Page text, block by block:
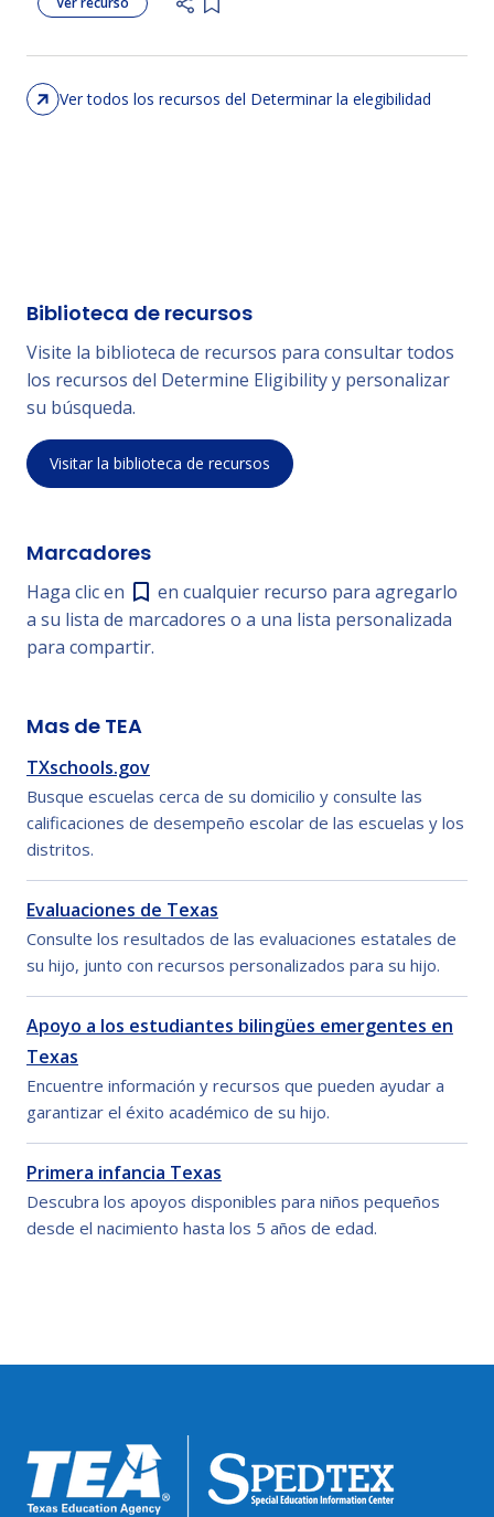
su hijo, a reconocer
Add item to list
Ver todos los recursos del Determinar la elegibilidad
Biblioteca de recursos
Visite la biblioteca de recursos para consultar todos
los recursos del Determine Eligibility y personalizar
su búsqueda.
Visitar la biblioteca de recursos
Marcadores
Haga clic en
en cualquier recurso para agregarlo
a su lista de marcadores o a una lista personalizada
para compartir.
Mas de TEA
TXschools.gov
Busque escuelas cerca de su domicilio y consulte las
calificaciones de desempeño escolar de las escuelas y los
distritos.
Evaluaciones de Texas
Consulte los resultados de las evaluaciones estatales de
su hijo, junto con recursos personalizados para su hijo.
Apoyo a los estudiantes bilingües emergentes en
Texas
Encuentre información y recursos que pueden ayudar a
garantizar el éxito académico de su hijo.
Primera infancia Texas
Descubra los apoyos disponibles para niños pequeños
desde el nacimiento hasta los 5 años de edad.